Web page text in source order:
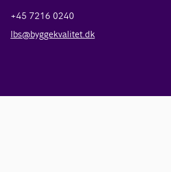
+45 7216 0240
lbs@byggekvalitet.dk